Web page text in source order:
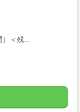
＜残...